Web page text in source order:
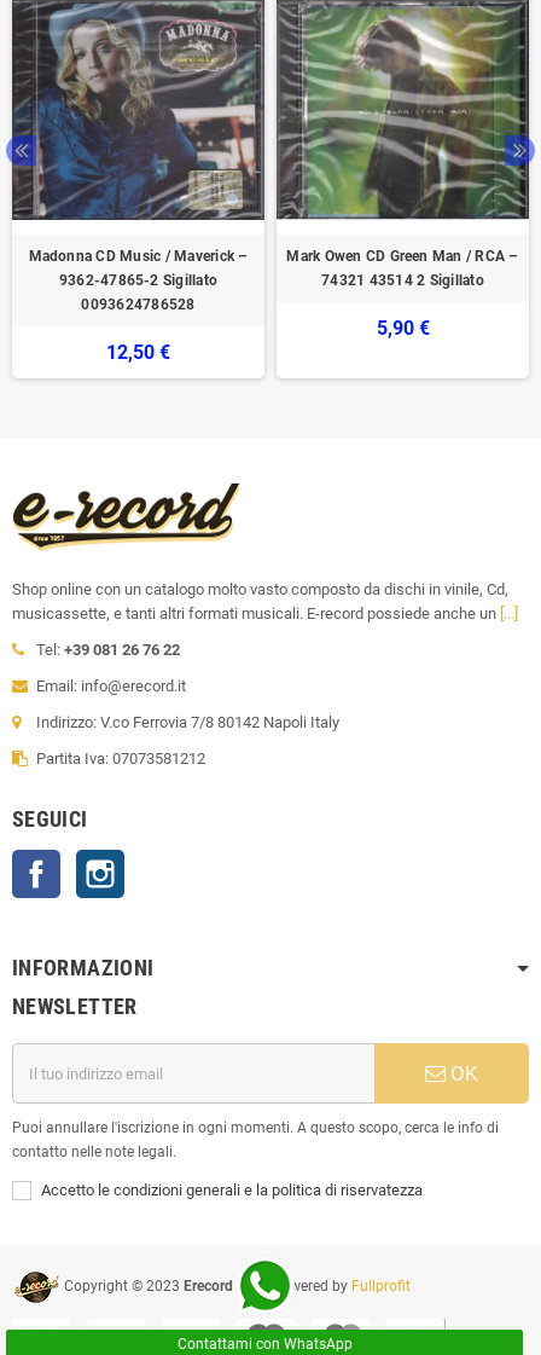
Madonna CD Music / Maverick ‎–
9362-47865-2 Sigillato
0093624786528
12,50 €
Mark Owen CD Green Man / RCA ‎–
74321 43514 2‎ Sigillato
5,90 €
Shop online con un catalogo molto vasto composto da dischi in vinile, Cd,
musicassette, e tanti altri formati musicali. E-record possiede anche un [...]
Tel: +39 081 26 76 22
Email: info@erecord.it
Indirizzo: V.co Ferrovia 7/8 80142 Napoli Italy
Partita Iva: 07073581212
SEGUICI
Facebook
INFORMAZIONI
NEWSLETTER
OK
Puoi annullare l'iscrizione in ogni momenti. A questo scopo, cerca le info di
contatto nelle note legali.
Accetto le condizioni generali e la politica di riservatezza
Contattami con WhatsApp
Copyright © 2023 Erecord Srl| Powered by Fullprofit